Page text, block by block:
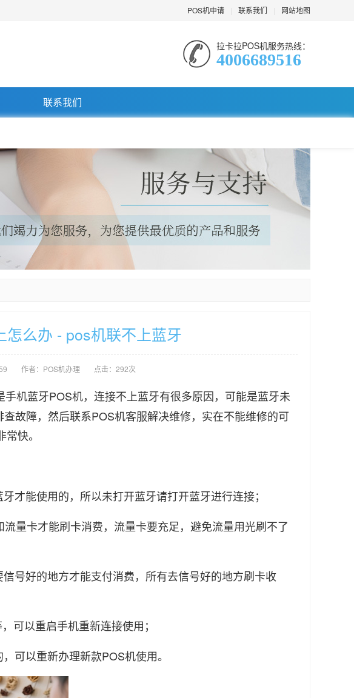
POS机申请 联系我们 网站地图
拉卡拉POS机服务热线：
4006689516
联系我们
怎么办 - pos机联不上蓝牙
作者：POS机办理 点击：292次
机蓝牙POS机，连接不上蓝牙有很多原因，可能是蓝牙未
故障，然后联系POS机客服解决维修，实在不能维修的可
快。
才能使用的，所以未打开蓝牙请打开蓝牙进行连接；
量卡才能刷卡消费，流量卡要充足，避免流量用光刷不了
号好的地方才能支付消费，所有去信号好的地方刷卡收
可以重启手机重新连接使用；
可以重新办理新款POS机使用。